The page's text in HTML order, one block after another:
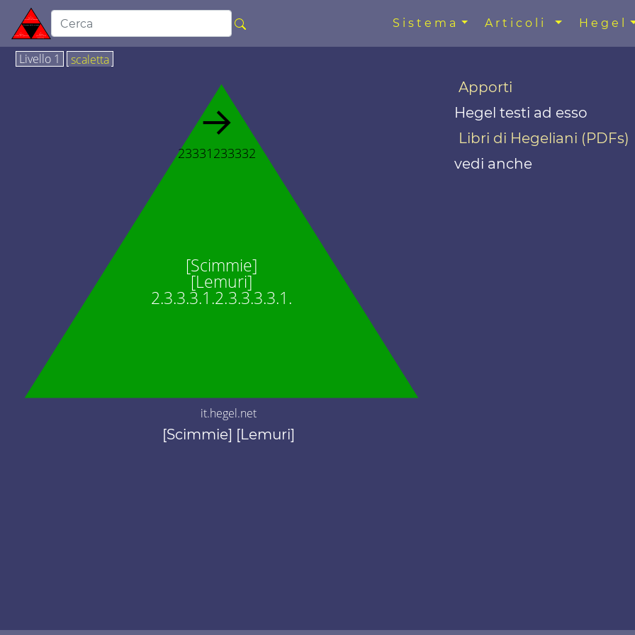
Sistema Articoli Hegel
Livello 1 scaletta
[Scimmie]
[Lemuri]
2.3.3.3.1.2.3.3.3.3.1.
→
23331233332
it.hegel.net
[Scimmie] [Lemuri]
Apporti
Hegel testi ad esso
Libri di Hegeliani (PDFs)
vedi anche